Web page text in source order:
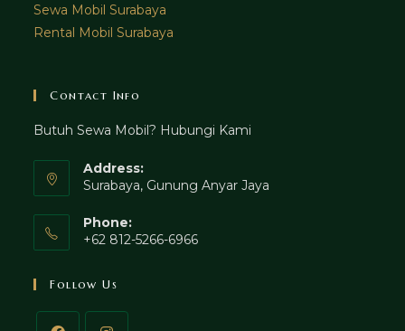
Sewa Mobil Surabaya
Rental Mobil Surabaya
Contact Info
Butuh Sewa Mobil? Hubungi Kami
Address:
Surabaya, Gunung Anyar Jaya
Phone:
+62 812-5266-6966
Follow Us